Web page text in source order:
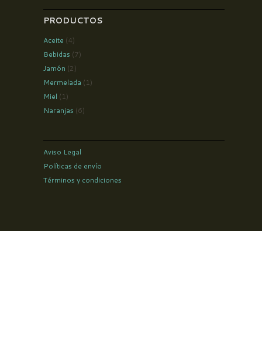
PRODUCTOS
Aceite (4)
Bebidas (7)
Jamón (2)
Mermelada (1)
Miel (1)
Naranjas (6)
Aviso Legal
Políticas de envío
Términos y condiciones